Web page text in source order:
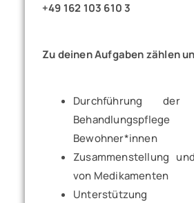
+49 162 103 610 3
Zu deinen Aufgaben zählen
Durchführung
Bewohner*innen
Zusammenstellung
von Medikamenten